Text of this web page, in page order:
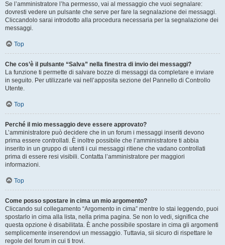
Se l’amministratore l’ha permesso, vai al messaggio che vuoi segnalare:
dovresti vedere un pulsante che serve per fare la segnalazione dei messaggi.
Cliccandolo sarai introdotto alla procedura necessaria per la segnalazione dei
messaggi.
Top
Che cos’è il pulsante “Salva” nella finestra di invio dei messaggi?
La funzione ti permette di salvare bozze di messaggi da completare e inviare
in seguito. Per utilizzarle vai nell’apposita sezione del Pannello di Controllo
Utente.
Top
Perché il mio messaggio deve essere approvato?
L’amministratore può decidere che in un forum i messaggi inseriti devono
prima essere controllati. È inoltre possibile che l’amministratore ti abbia
inserito in un gruppo di utenti i cui messaggi ritiene che vadano controllati
prima di essere resi visibili. Contatta l’amministratore per maggiori
informazioni.
Top
Come posso spostare in cima un mio argomento?
Cliccando sul collegamento “Argomento in cima” mentre lo stai leggendo, puoi
spostarlo in cima alla lista, nella prima pagina. Se non lo vedi, significa che
questa opzione è disabilitata. È anche possibile spostare in cima gli argomenti
semplicemente inserendovi un messaggio. Tuttavia, sii sicuro di rispettare le
regole del forum in cui ti trovi.